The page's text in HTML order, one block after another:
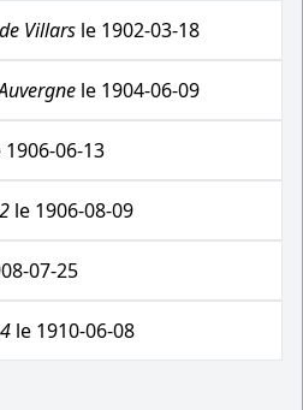
Villars le 1902-03-18
le 1904-06-09
1906-06-13
le 1906-08-09
07-25
le 1910-06-08